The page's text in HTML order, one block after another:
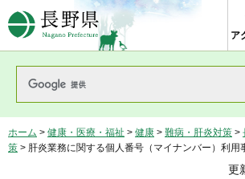
長野県Nagano Prefecture
ア
ホーム > 健康・医療・福祉 > 健康 > 難病・肝炎対策 >
策 > 肝炎業務に関する個人番号（マイナンバー）利用
更